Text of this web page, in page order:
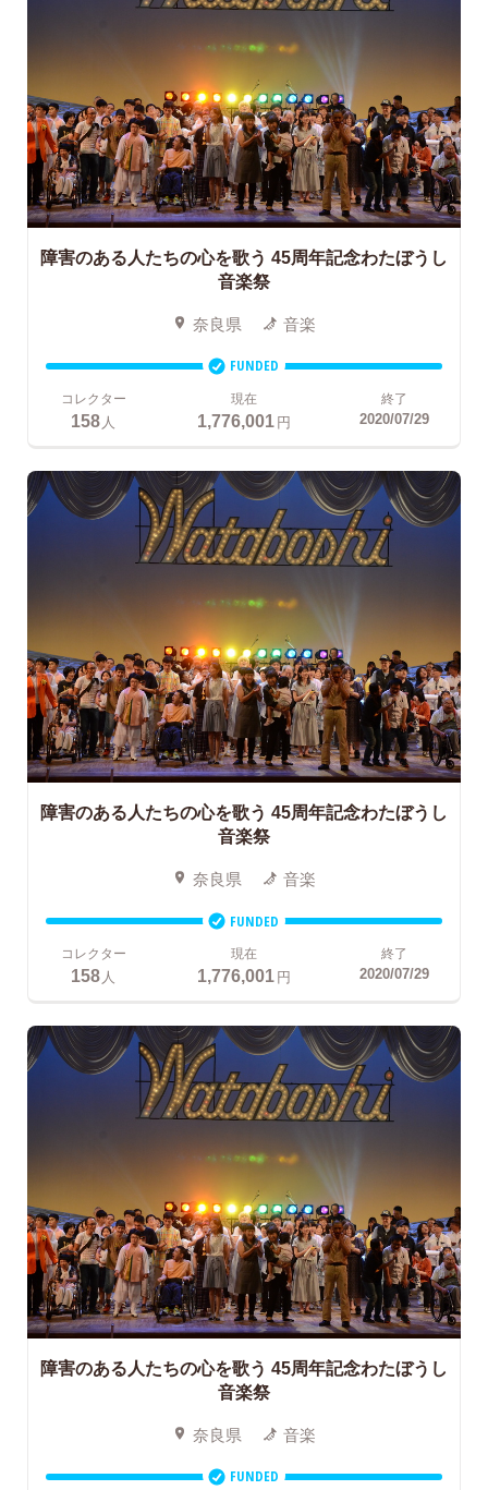
障害のある人たちの心を歌う 45周年記念わたぼうし
音楽祭
奈良県 音楽
FUNDED
コレクター
158 人
現在
1,776,001円
終了
2020/07/29
障害のある人たちの心を歌う 45周年記念わたぼうし
音楽祭
奈良県 音楽
FUNDED
コレクター
158人
現在
1,776,001円
終了
2020/07/29
障害のある人たちの心を歌う 45周年記念わたぼうし
音楽祭
奈良県 音楽
FUNDED